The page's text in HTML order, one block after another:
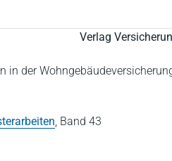
Verlag
in der
, Band 43